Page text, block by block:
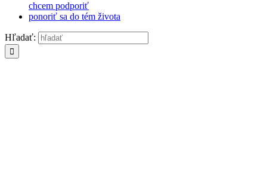
chcem podporiť
ponoriť sa do tém života
Hľadať: